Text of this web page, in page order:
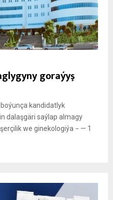
goraýyş
kandidatlyk
dalaşgäri saýlap almagy
we ginekologiýa − — 1